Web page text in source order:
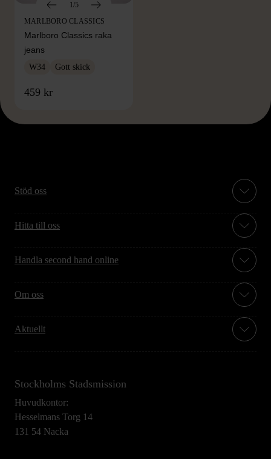
1/5
MARLBORO CLASSICS
Marlboro Classics raka
jeans
W34 Gott skick
459 kr
Stöd oss
Hitta till oss
Handla second hand online
Om oss
Aktuellt
Stockholms Stadsmission
Huvudkontor:
Hesselmans Torg 14
131 54 Nacka